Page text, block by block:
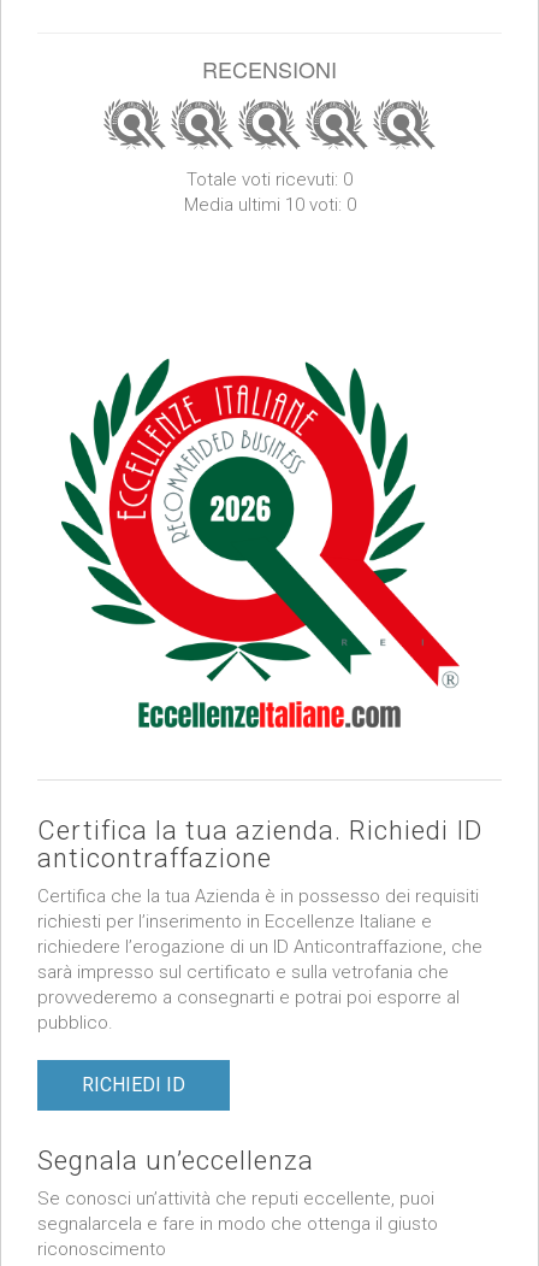
RECENSIONI
Totale voti ricevuti: 0
Media ultimi 10 voti: 0
Certifica la tua azienda. Richiedi ID
anticontraffazione
Certifica che la tua Azienda è in possesso dei requisiti
richiesti per l’inserimento in Eccellenze Italiane e
richiedere l’erogazione di un ID Anticontraffazione, che
sarà impresso sul certificato e sulla vetrofania che
provvederemo a consegnarti e potrai poi esporre al
pubblico.
RICHIEDI ID
Segnala un’eccellenza
Se conosci un’attività che reputi eccellente, puoi
segnalarcela e fare in modo che ottenga il giusto
riconoscimento